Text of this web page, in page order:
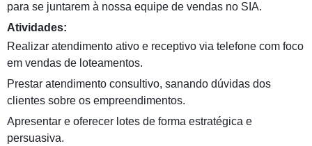
para se juntarem à nossa equipe de vendas no SIA.
Atividades:
Realizar atendimento ativo e receptivo via telefone com foco
em vendas de loteamentos.
Prestar atendimento consultivo, sanando dúvidas dos
clientes sobre os empreendimentos.
Apresentar e oferecer lotes de forma estratégica e
persuasiva.